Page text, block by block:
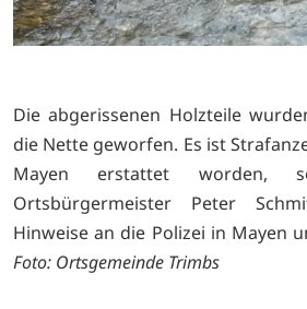
Die abgerissenen Holzteile
die Nette geworfen. Es ist
Mayen erstattet worden,
Ortsbürgermeister Peter
Hinweise an die Polizei in Mayen
Foto: Ortsgemeinde Trimbs